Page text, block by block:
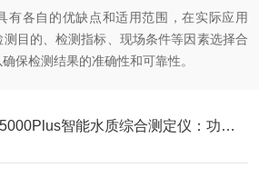
有各自的优缺点和适用范围，在实际应用
目的、检测指标、现场条件等因素选择合
保检测结果的准确性和可靠性。
天尔TE-5000Plus智能水质综合测定仪：功能特点、优势